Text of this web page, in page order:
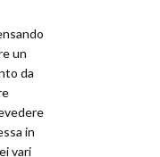
un
da
in
vari